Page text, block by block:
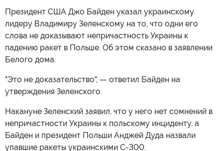
Президент США Джо Байден указал украинскому
лидеру Владимиру Зеленскому на то, что одни его
слова не доказывают непричастность Украины к
падению ракет в Польше. Об этом сказано в заявлении
Белого дома.
"Это не доказательство", — ответил Байден на
утверждения Зеленского.
Накануне Зеленский заявил, что у него нет сомнений в
непричастности Украины к польскому инциденту, а
Байден и президент Польши Анджей Дуда назвали
упавшие ракеты украинскими С-300.